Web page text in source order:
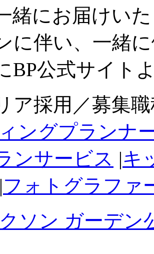
緒にお届けい
に伴い、一緒
BP公式サイト
ア採用／募集
ングプランナ
ンサービス |キ
|フォトグラファ
ソン ガーデン